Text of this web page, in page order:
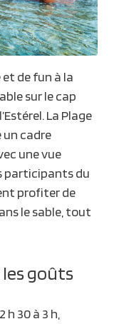
de fun à la
sur le cap
La Plage
un cadre
une vue
participants du
profiter de
le sable, tout
goûts
30 à 3 h,